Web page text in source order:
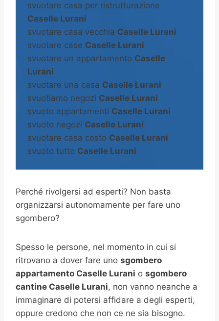
svuotare casa per ristrutturazione
Caselle Lurani
svuotare casa vecchia Caselle Lurani
svuotare case Caselle Lurani
svuotare un appartamento Caselle
Lurani
svuotare una casa Caselle Lurani
svuotiamo negozi Caselle Lurani
svuoto appartamenti Caselle Lurani
svuoto negozi Caselle Lurani
svuotare casa costo Caselle Lurani
svuoto tutto Caselle Lurani
Perché rivolgersi ad esperti? Non basta
organizzarsi autonomamente per fare uno
sgombero?
Spesso le persone, nel momento in cui si
ritrovano a dover fare uno sgombero
appartamento Caselle Lurani o sgombero
cantine Caselle Lurani, non vanno neanche a
immaginare di potersi affidare a degli esperti,
oppure credono che non ce ne sia bisogno.